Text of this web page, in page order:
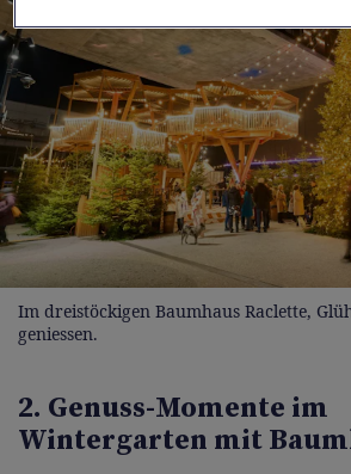
Im dreistöckigen Baumhaus Raclette,
geniessen.
2. Genuss-Momente im
Wintergarten mit